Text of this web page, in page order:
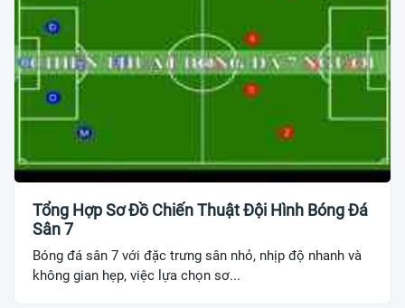
Tổng Hợp Sơ Đồ Chiến Thuật Đội Hình Bóng Đá
Sân 7
Bóng đá sân 7 với đặc trưng sân nhỏ, nhịp độ nhanh và
không gian hẹp, việc lựa chọn sơ...